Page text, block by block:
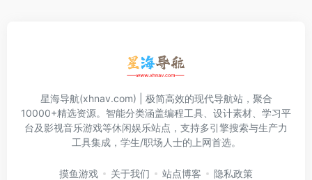
星海导航(xhnav.com) | 极简高效的现代导航站，聚合
10000+精选资源。智能分类涵盖编程工具、设计素材、学习平
台及影视音乐游戏等休闲娱乐站点，支持多引擎搜索与生产力
工具集成，学生/职场人士的上网首选。
摸鱼游戏 关于我们 站点博客 隐私政策